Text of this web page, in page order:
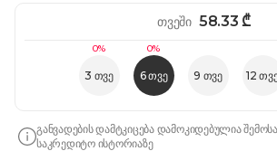
0%
3 თვე
0%
6 თვე 9 თვე 12
თვეში 58.33 ₾
განვადების დამტკიცება დამოკიდებულია
საკრედიტო ისტორიაზე